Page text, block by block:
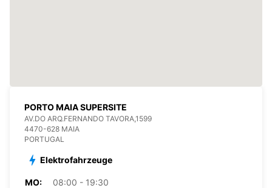
PORTO MAIA SUPERSITE
AV.DO ARQ.FERNANDO TAVORA,1599
4470-628 MAIA
PORTUGAL
Elektrofahrzeuge
MO:
08:00 - 19:30